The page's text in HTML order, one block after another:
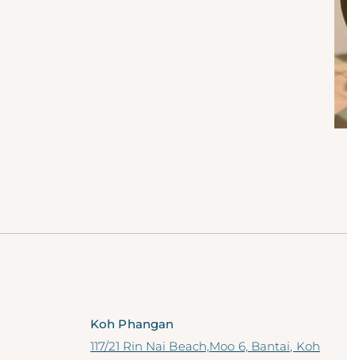
Koh Phangan
117/21 Rin Nai Beach,Moo 6, Bantai, Koh